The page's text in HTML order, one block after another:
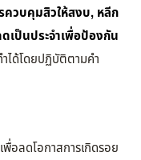
วบคุมสิวให้สงบ, หลีก
เป็นประจำเพื่อป้องกัน
ได้โดยปฏิบัติตามคำ
อลดโอกาสการเกิดรอย